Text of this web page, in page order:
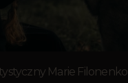
Marie Filonenko